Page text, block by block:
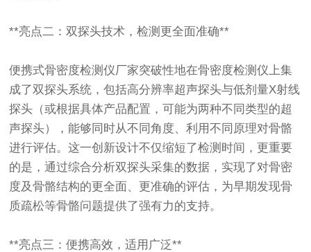
**亮点二：双探头技术，检测更全面准确**
便携式骨密度检测仪厂家突破性地在骨密度检测仪上集
成了双探头系统，包括高分辨率超声探头与低剂量X射线
探头（或根据具体产品配置，可能为两种不同类型的超
声探头），能够同时从不同角度、利用不同原理对骨骼
进行评估。这一创新设计不仅缩短了检测时间，更重要
的是，通过综合分析双探头采集的数据，实现了对骨密
度及骨骼结构的更全面、更准确的评估，为早期发现骨
质疏松等骨骼问题提供了强有力的支持。
**亮点三：便携高效，适用广泛**